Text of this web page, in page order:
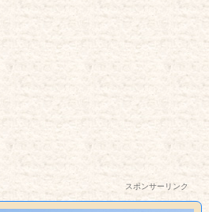
スポンサーリンク